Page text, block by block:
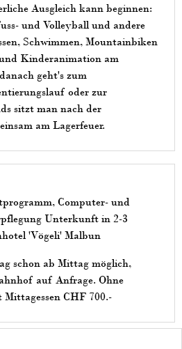
Ausgleich kann beginnen:
und Volleyball und andere
Schwimmen, Mountainbiken
Kinderanimation am
geht's zum
oder zur
sitzt man nach der
am Lagerfeuer.
Computer- und
Unterkunft in 2-3
'Vögeli' Malbun
schon ab Mittag möglich,
auf Anfrage. Ohne
CHF 700.-